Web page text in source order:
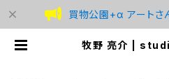
買物公園+α アート
牧野 亮介 |